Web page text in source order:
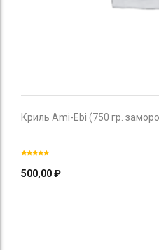
Криль Ami-Ebi (750 гр.
500,00₽